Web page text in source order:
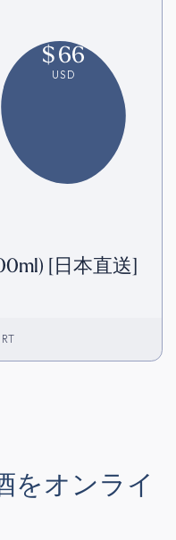
$66
USD
[日本直送]
をオンライ